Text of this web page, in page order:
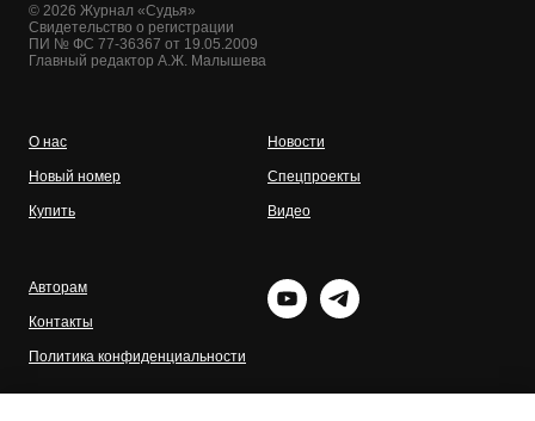
© 2026 Журнал «Судья»
Свидетельство о регистрации
ПИ № ФС 77-36367 от 19.05.2009
Главный редактор А.Ж. Малышева
О нас
Новый номер
Купить
Новости
Спецпроекты
Видео
Авторам
Контакты
Политика конфиденциальности